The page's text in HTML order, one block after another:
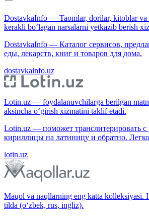
DostavkaInfo — Taomlar, dorilar, kitoblar va
kerakli bo‘lagan narsalarni yetkazib berish
DostavkaInfo — Каталог сервисов,
еды, лекарств, книг и товаров для дома.
dostavkainfo.uz
Lotin.uz — foydalanuvchilarga berilgan
aksincha o‘girish xizmatini taklif etadi.
Lotin.uz — поможет транслитерировать с
кириллицы на латиницу и обратно.
lotin.uz
Maqol va naqllarning eng katta kolleksiyasi.
tilda (o‘zbek, rus, ingliz).